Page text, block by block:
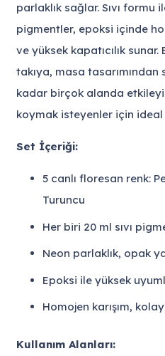
parlaklık sağlar. Sıvı formu
pigmentler, epoksi içinde
ve yüksek kapatıcılık
takıya, masa
kadar birçok alanda
koymak isteyenler için
Set İçeriği:
5 canlı floresan renk:
Turuncu
Her biri 20 ml sıvı
Neon parlaklık, opak
Epoksi ile yüksek
Homojen karışım,
Kullanım Alanları: